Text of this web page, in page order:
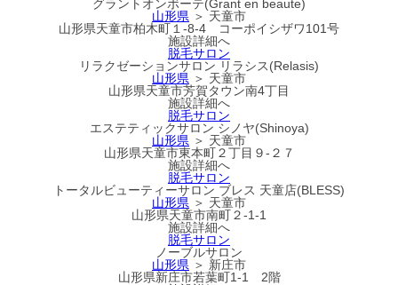
グラントオンボーテ(Grant en beaute)
山形県 ＞ 天童市
山形県天童市柏木町１-8-4 コーポイシザワ101号
施設詳細へ
脱毛サロン
リラクゼーションサロン リラシス(Relasis)
山形県 ＞ 天童市
山形県天童市芳賀タウン南4丁目
施設詳細へ
脱毛サロン
エステティックサロン シノヤ(Shinoya)
山形県 ＞ 天童市
山形県天童市東本町２丁目９‐２７
施設詳細へ
脱毛サロン
トータルビューティーサロン ブレス 天童店(BLESS)
山形県 ＞ 天童市
山形県天童市南町２-1-1
施設詳細へ
脱毛サロン
ノーブルサロン
山形県 ＞ 新庄市
山形県新庄市若葉町1-1 2階